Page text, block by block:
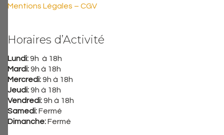
Mentions Légales – CGV
Horaires d’Activité
Lundi:9h à 18h
Mardi:9h à 18h
Mercredi:9h à 18h
Jeudi:9h à 18h
Vendredi:9h à 18h
Samedi:Fermé
Dimanche:Fermé